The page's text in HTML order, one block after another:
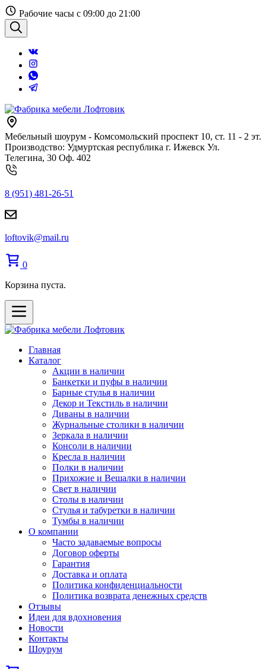
Перейти
к
содержанию
Рабочие часы с 09:00 до 21:00
Поиск
Мебельный шоурум - Комсомольский проспект 10, ст. 11 - 2 эт.
Производство: Удмуртская республика г. Ижевск Ул.
Телегина, 30 Оф. 402
8 (951) 481-26-51
loftovik@mail.ru
0
Корзина пуста.
Главная
Каталог
Акции в наличии
Банкетки и пуфы в наличии
Барные стулья в наличии
Декор и Текстиль в наличии
Диваны в наличии
Журнальные столики в наличии
Зеркала в наличии
Консоли в наличии
Кресла в наличии
Полки в наличии
Прихожие и Вешалки в наличии
Свет в наличии
Столы в наличии
Стулья и табуретки в наличии
Тумбы в наличии
О компании
Часто задаваемые вопросы
Договор оферты
Гарантия
Доставка и оплата
Политика конфиденциальности
Политика возврата денежных средств
Отзывы
Идеи для вдохновения
Новости
Контакты
Шоурум